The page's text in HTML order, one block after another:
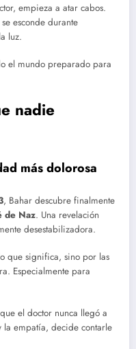
empieza a atar cabos.
esconde durante
luz.
el mundo preparado para
nadie
más dolorosa
, Bahar descubre finalmente
de Naz. Una revelación
desestabilizadora.
que significa, sino por las
Especialmente para
el doctor nunca llegó a
empatía, decide contarle